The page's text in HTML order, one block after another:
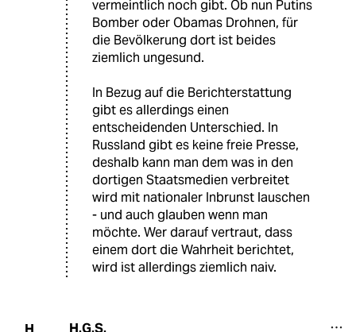
vermeintlich noch gibt. Ob nun Putins
Bomber oder Obamas Drohnen, für
die Bevölkerung dort ist beides
ziemlich ungesund.
In Bezug auf die Berichterstattung
gibt es allerdings einen
entscheidenden Unterschied. In
Russland gibt es keine freie Presse,
deshalb kann man dem was in den
dortigen Staatsmedien verbreitet
wird mit nationaler Inbrunst lauschen
- und auch glauben wenn man
möchte. Wer darauf vertraut, dass
einem dort die Wahrheit berichtet,
wird ist allerdings ziemlich naiv.